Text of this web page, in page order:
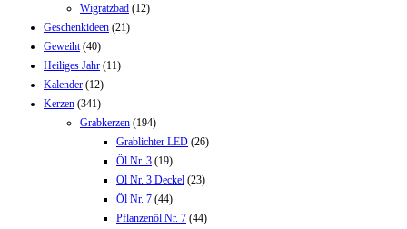
Wigratzbad (12)
Geschenkideen (21)
Geweiht (40)
Heiliges Jahr (11)
Kalender (12)
Kerzen (341)
Grabkerzen (194)
Grablichter LED (26)
Öl Nr. 3 (19)
Öl Nr. 3 Deckel (23)
Öl Nr. 7 (44)
Pflanzenöl Nr. 7 (44)